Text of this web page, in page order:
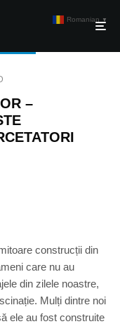
–
construcții din
care nu au
din zilele noastre,
Mulți dintre noi
ele au fost construite
Romanian ▼